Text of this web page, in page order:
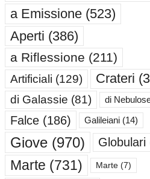
a Emissione(523)
Aperti (386)
a Riflessione (211)
Artificiali (129) Crateri
di Galassie (81) di
Falce(186) Galileiani(14)
Giove(970) Globulari
Marte (731) Marte(7)